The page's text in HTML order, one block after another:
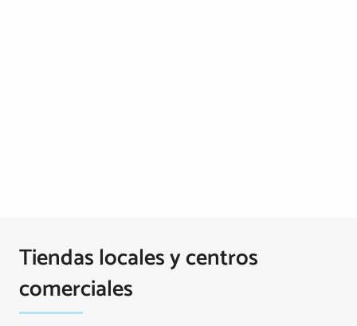
Tiendas locales y centros
comerciales